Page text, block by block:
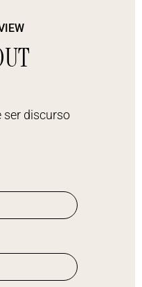
ser discurso